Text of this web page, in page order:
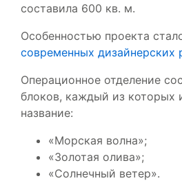
составила 600 кв. м.
Особенностью проекта
современных дизайнерских
Операционное отделение
блоков, каждый из которых
название:
«Морская волна»;
«Золотая олива»;
«Солнечный ветер».